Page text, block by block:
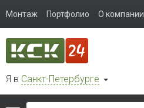
Монтаж Портфолио О компании
Я в Санкт-Петербурге